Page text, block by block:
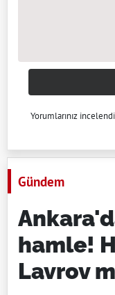
Yorumlarınız
Gündem
hamle!
Lavrov